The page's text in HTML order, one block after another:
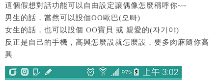
這個假想對話功能可以自由設定讓偶像怎麼稱呼你~~
男生的話，當然可以設個OO歐巴(오빠)
女生的話，也可以設個 OO寶貝 或 親愛的(자기야)
反正是自己的手機，高興怎麼設就怎麼設，要多肉麻隨你高
興